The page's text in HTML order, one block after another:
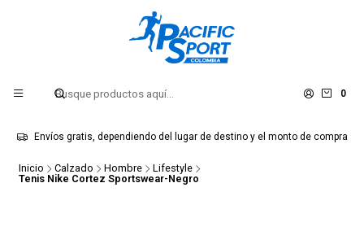
0
Envíos gratis, dependiendo del lugar de destino y el monto de compra
Inicio Calzado Hombre
Lifestyle
Tenis Nike Cortez Sportswear-Negro